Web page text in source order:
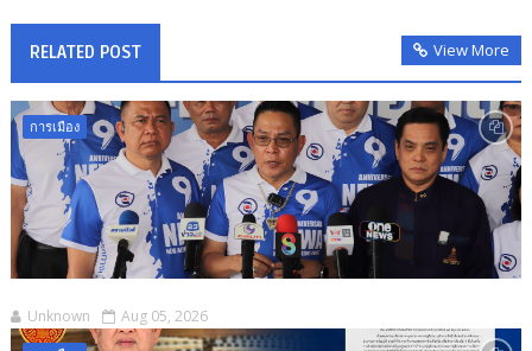
RELATED POST View More
การเมือง
Unknown Aug 05, 2026